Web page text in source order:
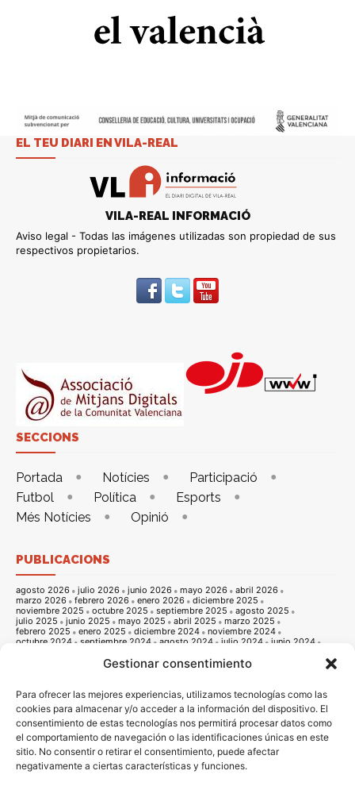
Gestionar consentimiento
Para ofrecer las mejores experiencias, utilizamos tecnologías como las
cookies para almacenar y/o acceder a la información del dispositivo. El
consentimiento de estas tecnologías nos permitirá procesar datos como
el comportamiento de navegación o las identificaciones únicas en este
sitio. No consentir o retirar el consentimiento, puede afectar
negativamente a ciertas características y funciones.
EL TEU DIARI EN VILA-REAL
VILA-REAL INFORMACIÓ
Aviso legal - Todas las imágenes utilizadas son propiedad de sus
respectivos propietarios.
SECCIONS
Portada Notícies
Participació
Futbol
Política
Esports
Més Notícies
Opinió
PUBLICACIONS
agosto 2026 julio 2026 junio 2026 mayo 2026
abril 2026
marzo 2026
febrero 2026 enero 2026
diciembre 2025
noviembre 2025
octubre 2025 septiembre 2025
agosto 2025
julio 2025
junio 2025 mayo 2025 abril 2025
marzo 2025
febrero 2025
enero 2025 diciembre 2024
noviembre 2024
octubre 2024
septiembre 2024 agosto 2024 julio 2024
junio 2024
noviembre 2023 octubre 2023
septiembre 2023
julio 2023 junio 2023 mayo 2023
abril 2023
noviembre 2022
octubre 2022 septiembre 2022
agosto 2022
julio 2022
junio 2022 mayo 2022 abril 2022
marzo 2022
febrero 2022
enero 2022 diciembre 2021
noviembre 2021
octubre 2021
septiembre 2021 agosto 2021 julio 2021
junio 2021
mayo 2021
abril 2021 marzo 2021 febrero 2021
enero 2021
diciembre 2020
noviembre 2020 octubre 2020
septiembre 2020
agosto 2020
julio 2020 junio 2020 mayo 2020
abril 2020
marzo 2020
febrero 2020 enero 2020 diciembre 2019
octubre 2019
agosto 2019